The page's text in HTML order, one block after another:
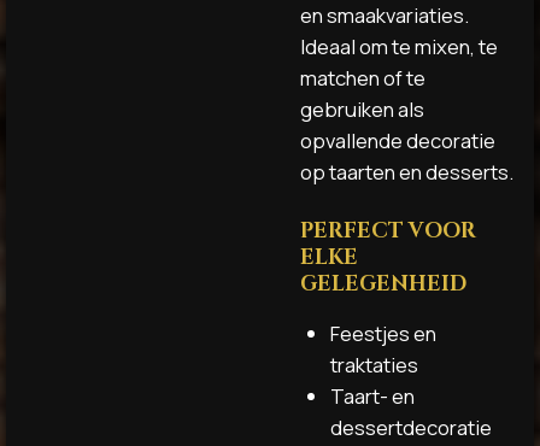
en smaakvariaties.
Ideaal om te mixen, te
matchen of te
gebruiken als
opvallende decoratie
op taarten en desserts.
PERFECT VOOR
ELKE
GELEGENHEID
Feestjes en
traktaties
Taart- en
dessertdecoratie